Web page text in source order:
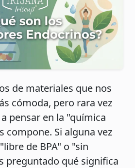
de materiales que nos
cómoda, pero rara vez
pensar en la "química
compone. Si alguna vez
de BPA" o "sin
preguntado qué significa